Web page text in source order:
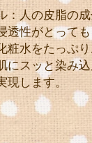
人の皮脂の
透性がとって
粧水をたっぷ
にスッと染み
現します。